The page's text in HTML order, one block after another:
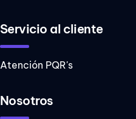
Servicio al cliente
Atención PQR's
Nosotros